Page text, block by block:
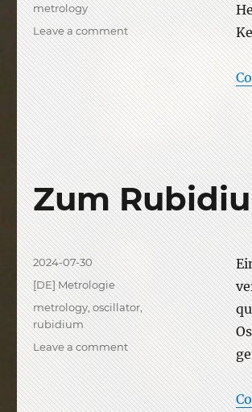
Tags
metrology
Leave a commenton
Kauf
gebrauchter
Messgeräte
Zum
Posted
on
2024-07-30
Categories
[DE] Metrologie
Tags
metrology, oscillator,
rubidium
Leave a commenton
Zum
Rubidium-
Oszillator